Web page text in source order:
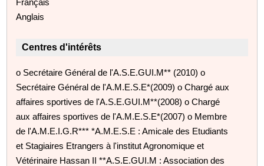
Anglais
Centres d'intérêts
o Secrétaire Général de l'A.S.E.GUI.M** (2010) o
Secrétaire Général de l'A.M.E.S.E*(2009) o Chargé aux
affaires sportives de l'A.S.E.GUI.M**(2008) o Chargé
aux affaires sportives de l'A.M.E.S.E*(2007) o Membre
de l'A.M.E.I.G.R*** *A.M.E.S.E : Amicale des Etudiants
et Stagiaires Etrangers à l'institut Agronomique et
Vétérinaire Hassan II **A.S.E.GUI.M : Association des